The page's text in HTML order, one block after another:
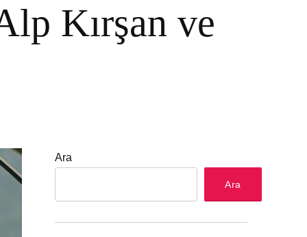
Kırşan ve
Ara
Ara